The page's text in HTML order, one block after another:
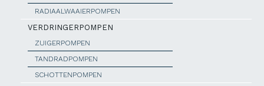
RADIAALWAAIERPOMPEN
VERDRINGERPOMPEN
ZUIGERPOMPEN
TANDRADPOMPEN
SCHOTTENPOMPEN